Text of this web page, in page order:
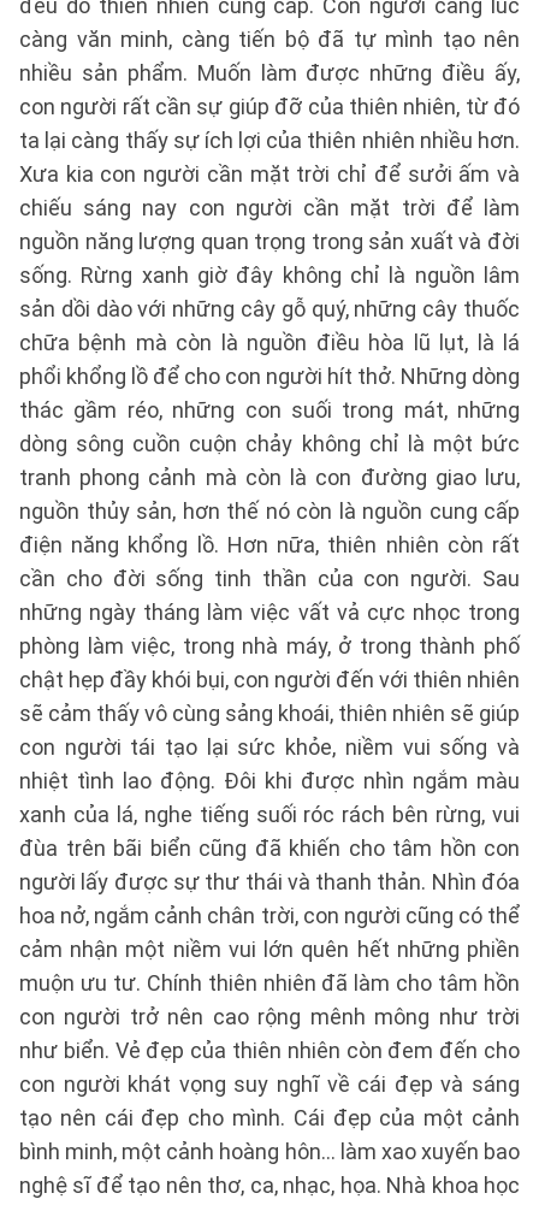
đều do thiên nhiên cung cấp. Con người càng lúc
càng văn minh, càng tiến bộ đã tự mình tạo nên
nhiều sản phẩm. Muốn làm được những điều ấy,
con người rất cần sự giúp đỡ của thiên nhiên, từ đó
ta lại càng thấy sự ích lợi của thiên nhiên nhiều hơn.
Xưa kia con người cần mặt trời chỉ để sưởi ấm và
chiếu sáng nay con người cần mặt trời để làm
nguồn năng lượng quan trọng trong sản xuất và đời
sống. Rừng xanh giờ đây không chỉ là nguồn lâm
sản dồi dào với những cây gỗ quý, những cây thuốc
chữa bệnh mà còn là nguồn điều hòa lũ lụt, là lá
phổi khổng lồ để cho con người hít thở. Những dòng
thác gầm réo, những con suối trong mát, những
dòng sông cuồn cuộn chảy không chỉ là một bức
tranh phong cảnh mà còn là con đường giao lưu,
nguồn thủy sản, hơn thế nó còn là nguồn cung cấp
điện năng khổng lồ. Hơn nữa, thiên nhiên còn rất
cần cho đời sống tinh thần của con người. Sau
những ngày tháng làm việc vất vả cực nhọc trong
phòng làm việc, trong nhà máy, ở trong thành phố
chật hẹp đầy khói bụi, con người đến với thiên nhiên
sẽ cảm thấy vô cùng sảng khoái, thiên nhiên sẽ giúp
con người tái tạo lại sức khỏe, niềm vui sống và
nhiệt tình lao động. Đôi khi được nhìn ngắm màu
xanh của lá, nghe tiếng suối róc rách bên rừng, vui
đùa trên bãi biển cũng đã khiến cho tâm hồn con
người lấy được sự thư thái và thanh thản. Nhìn đóa
hoa nở, ngắm cảnh chân trời, con người cũng có thể
cảm nhận một niềm vui lớn quên hết những phiền
muộn ưu tư. Chính thiên nhiên đã làm cho tâm hồn
con người trở nên cao rộng mênh mông như trời
như biển. Vẻ đẹp của thiên nhiên còn đem đến cho
con người khát vọng suy nghĩ về cái đẹp và sáng
tạo nên cái đẹp cho mình. Cái đẹp của một cảnh
bình minh, một cảnh hoàng hôn… làm xao xuyến bao
nghệ sĩ để tạo nên thơ, ca, nhạc, họa. Nhà khoa học